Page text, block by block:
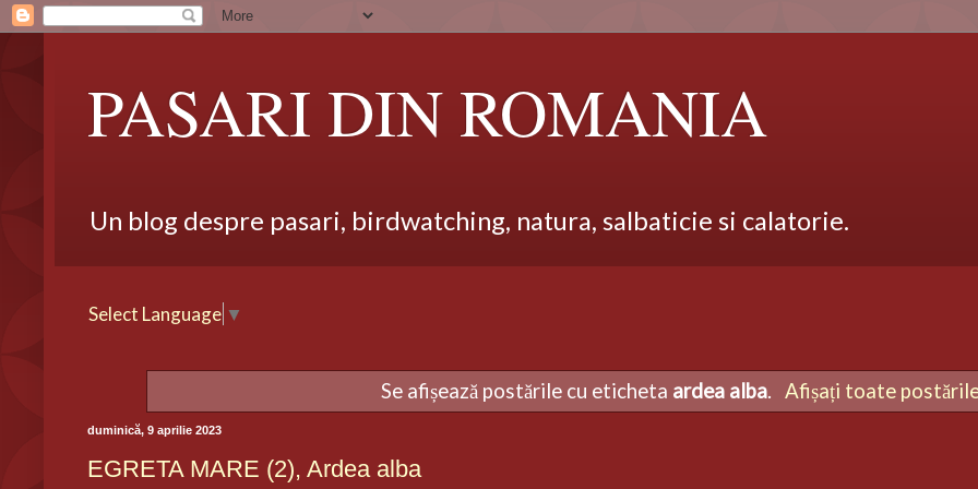
PASARI DIN ROMANIA
Un blog despre pasari, birdwatching, natura, salbaticie si calatorie.
Select Language ▼
Se afișează postările cu eticheta ardea alba. Afișați toate
duminică, 9 aprilie 2023
EGRETA MARE (2), Ardea alba